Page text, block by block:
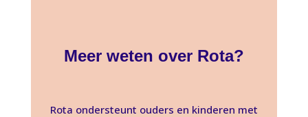
Meer weten over Rota?
Rota ondersteunt ouders en kinderen met